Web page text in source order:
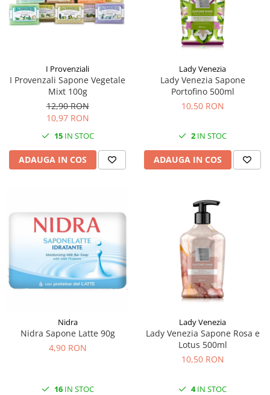
I Provenziali
I Provenzali Sapone Vegetale
Mixt 100g
12,90 RON
10,97 RON
15IN STOC
ADAUGA IN COS
Lady Venezia
Lady Venezia Sapone
Portofino 500ml
10,50 RON
2 IN STOC
ADAUGA IN COS
Nidra
Nidra Sapone Latte 90g
4,90 RON
16IN STOC
Lady Venezia
Lady Venezia Sapone Rosa e
Lotus 500ml
10,50 RON
4IN STOC